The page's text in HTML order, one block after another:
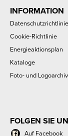
INFORMATION
Datenschutzrichtlinie
Cookie-Richtlinie
Energieaktionsplan
Kataloge
Foto- und Logoarchiv
FOLGEN SIE
Auf Facebook